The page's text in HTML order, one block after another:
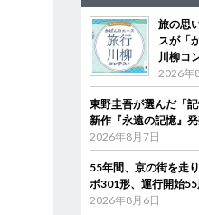
旅の思
スが「
川柳コ
2026年
東野圭吾が選んだ「
新作『永遠の記憶』
2026年8月7日
55年間、京の街を走
ボ301形、運行開始
2026年8月6日